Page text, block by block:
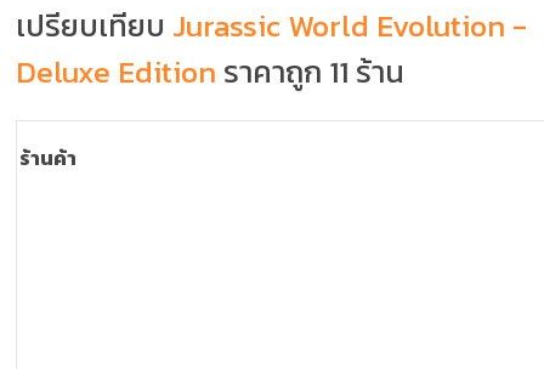
เปรียบเทียบ Jurassic World Evolution -
Deluxe Edition ราคาถูก 11 ร้าน
ร้านค้า